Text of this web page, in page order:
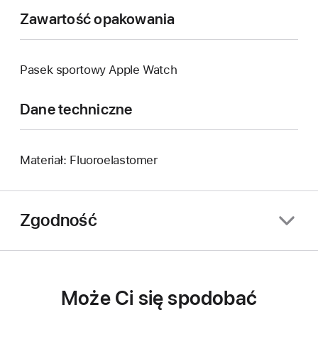
Zawartość opakowania
Pasek sportowy Apple Watch
Dane techniczne
Materiał: Fluoroelastomer
Zgodność
Może Ci się spodobać